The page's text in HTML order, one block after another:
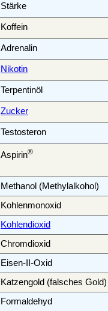
Stärke
Koffein
Adrenalin
Nikotin
Terpentinöl
Zucker
Testosteron
Aspirin®
Methanol (Methylalkohol)
Kohlenmonoxid
Kohlendioxid
Chromdioxid
Eisen-II-Oxid
Katzengold (falsches Gold)
Formaldehyd